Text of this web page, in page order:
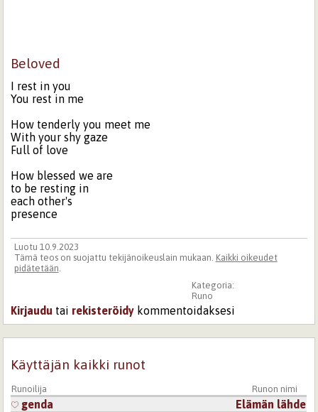
Beloved
I rest in you
You rest in me
How tenderly you meet me
With your shy gaze
Full of love
How blessed we are
to be resting in
each other's
presence
Luotu 10.9.2023
Tämä teos on suojattu tekijänoikeuslain mukaan. Kaikki oikeudet
pidätetään.
Kategoria:
Runo
Kirjaudu tai rekisteröidy kommentoidaksesi
Käyttäjän kaikki runot
Runoilija Runon nimi
genda
Elämän lähde